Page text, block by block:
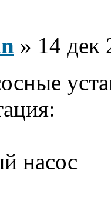
» 14 дек
насос